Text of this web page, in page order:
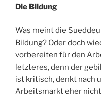
Die Bildung
Was meint die
Bildung? Oder doch
vorbereiten für den
letzteres, denn der
ist kritisch, denkt nach
Arbeitsmarkt eher